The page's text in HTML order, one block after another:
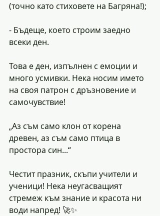
(точно като стиховете на Багряна!);
- Бъдеще, което строим заедно
всеки ден.
Това е ден, изпълнен с емоции и
много усмивки. Нека носим името
на своя патрон с дръзновение и
самочувствие!
„Аз съм само клон от корена
древен, аз съм само птица в
простора син...“
Честит празник, скъпи учители и
ученици! Нека неугасващият
стремеж към знание и красота ни
води напред! 🚀✨